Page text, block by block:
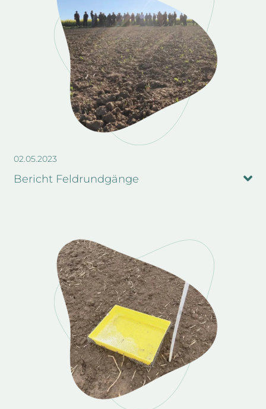
02.05.2023
Bericht Feldrundgänge